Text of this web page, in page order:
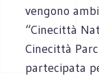
vengono
“Cinecittà
Cinecittà
partecipata